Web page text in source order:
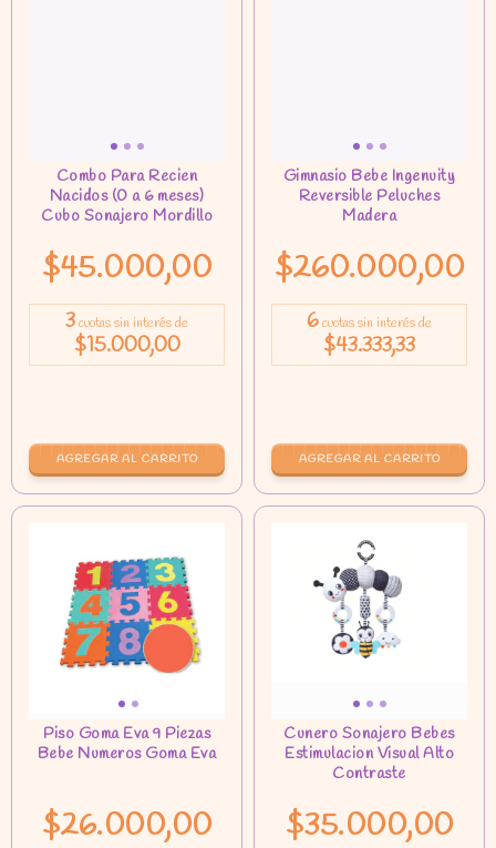
$45.000,00
3cuotas sin interés de
$15.000,00
$260.000,00
6cuotas sin interés de
$43.333,33
$26.000,00 $35.000,00